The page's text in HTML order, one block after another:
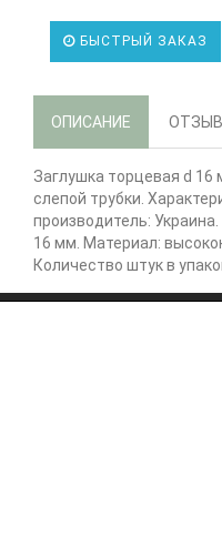
БЫСТРЫЙ ЗАКАЗ
ОПИСАНИЕ
Заглушка торцевая d
слепой трубки.
производитель:
16 мм. Материал:
Количество штук в